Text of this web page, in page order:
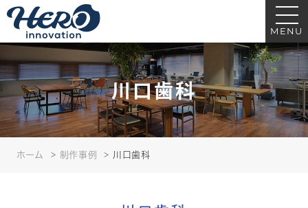
MENU
川口歯科
川口歯科｜ヒーローイノベーション｜医療・クリニック・歯科の看板サイン
ホーム 制作事例 川口歯科